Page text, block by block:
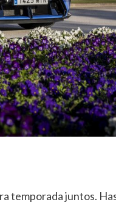
temporada juntos.